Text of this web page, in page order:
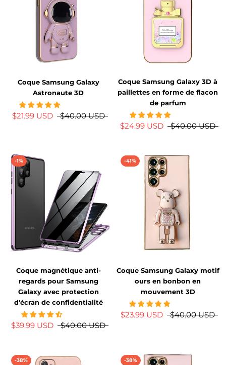
Coque Samsung Galaxy
Astronaute 3D
$21.99 USD $40.00 USD
Coque Samsung Galaxy 3D à
paillettes en forme de flacon
de parfum
$24.99 USD $40.00 USD
-1%
Coque magnétique anti-
regards pour Samsung
Galaxy avec protection
d'écran de confidentialité
$39.99 USD $40.00 USD
-41%
Coque Samsung Galaxy motif
ours en bonbon en
mouvement 3D
$23.99 USD $40.00 USD
-38% -38%